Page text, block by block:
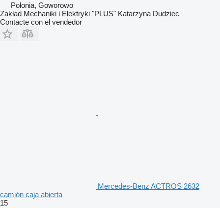
Polonia, Goworowo
Zakład Mechaniki i Elektryki "PLUS" Katarzyna Dudziec
Contacte con el vendedor
Mercedes-Benz ACTROS 2632
camión caja abierta
15